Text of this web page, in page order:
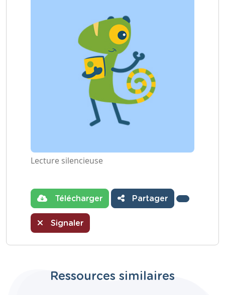
Lecture silencieuse
Télécharger Partager
Signaler
Ressources similaires